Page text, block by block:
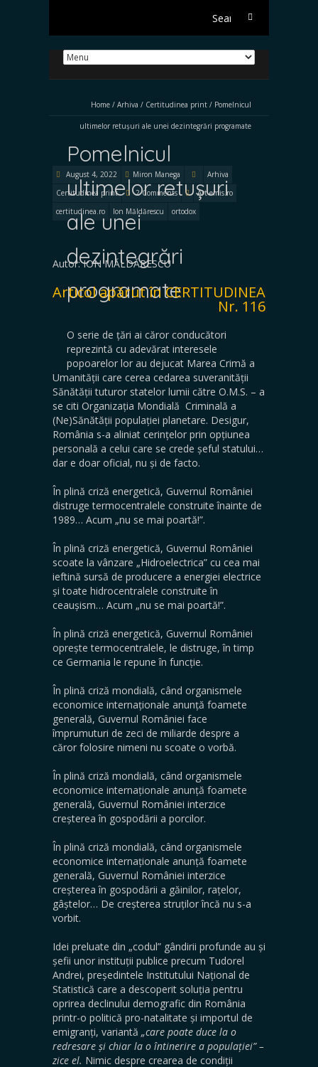
Search
Home / Arhiva / Certitudinea print / Pomelnicul
ultimelor retușuri ale unei dezintegrări programate
Pomelnicul
ultimelor retușuri
ale unei
dezintegrări
programate
August 4, 2022 Miron Manega
Arhiva
Certitudinea print
2 Comments
Art-emis.ro
certitudinea.ro
Ion Măldărescu ortodox
Autor: ION MĂLDĂRESCU
Articol apărut în CERTITUDINEA
Nr. 116
O serie de țări ai căror conducători
reprezintă cu adevărat interesele
popoarelor lor au dejucat Marea Crimă a
Umanității care cerea cedarea suveranității
Sănătății tuturor statelor lumii către O.M.S. – a
se citi Organizația Mondială Criminală a
(Ne)Sănătății populației planetare. Desigur,
România s-a aliniat cerințelor prin opțiunea
personală a celui care se crede șeful statului…
dar e doar oficial, nu și de facto.
În plină criză energetică, Guvernul României
distruge termocentralele construite înainte de
1989… Acum „nu se mai poartă!”.
În plină criză energetică, Guvernul României
scoate la vânzare „Hidroelectrica” cu cea mai
ieftină sursă de producere a energiei electrice
și toate hidrocentralele construite în
ceaușism… Acum „nu se mai poartă!”.
În plină criză energetică, Guvernul României
oprește termocentralele, le distruge, în timp
ce Germania le repune în funcție.
În plină criză mondială, când organismele
economice internaționale anunță foamete
generală, Guvernul României face
împrumuturi de zeci de miliarde despre a
căror folosire nimeni nu scoate o vorbă.
În plină criză mondială, când organismele
economice internaționale anunță foamete
generală, Guvernul României interzice
creșterea în gospodării a porcilor.
În plină criză mondială, când organismele
economice internaționale anunță foamete
generală, Guvernul României interzice
creșterea în gospodării a găinilor, rațelor,
gâștelor… De creșterea struților încă nu s-a
vorbit.
Idei preluate din „codul” gândirii profunde au și
șefii unor instituții publice precum Tudorel
Andrei, președintele Institutului Național de
Statistică care a descoperit soluția pentru
oprirea declinului demografic din România
printr-o politică pro-natalitate și importul de
emigranți, variantă „care poate duce la o
redresare și chiar la o întinerire a populației” –
zice el. Nimic despre crearea de condiții